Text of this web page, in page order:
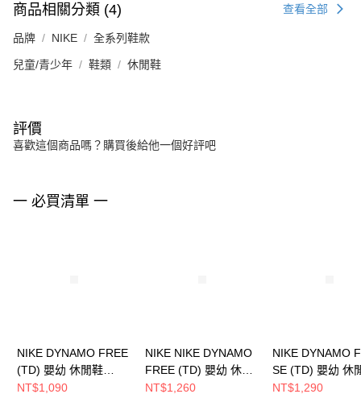
商品相關分類 (4) 查看全部
品牌 NIKE 全系列鞋款
兒童/青少年 鞋類 休閒鞋
評價
喜歡這個商品嗎？購買後給他一個好評吧
一 必買清單 一
NIKE DYNAMO FREE
(TD) 嬰幼 休閒鞋
CI1188686
NT$1,090
NIKE NIKE DYNAMO
FREE (TD) 嬰幼 休閒
鞋 343938100
NT$1,260
NIKE DYNAMO
SE (TD) 嬰幼 休
FB7175181
NT$1,290